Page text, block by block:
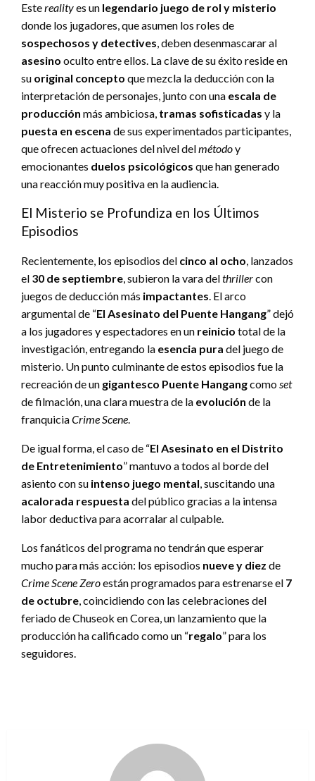
Esterealityes un legendario juego de rol y misterio
donde los jugadores, que asumen los roles de
sospechosos y detectives, deben desenmascarar al
asesino oculto entre ellos. La clave de su éxito reside en
su original concepto que mezcla la deducción con la
interpretación de personajes, junto con una escala de
producción más ambiciosa, tramas sofisticadas y la
puesta en escena de sus experimentados participantes,
que ofrecen actuaciones del nivel delmétodoy
emocionantes duelos psicológicos que han generado
una reacción muy positiva en la audiencia.
El Misterio se Profundiza en los Últimos
Episodios
Recientemente, los episodios del cinco al ocho, lanzados
el 30 de septiembre, subieron la vara delthrillercon
juegos de deducción más impactantes. El arco
argumental de “El Asesinato del Puente Hangang” dejó
a los jugadores y espectadores en un reinicio total de la
investigación, entregando la esencia pura del juego de
misterio. Un punto culminante de estos episodios fue la
recreación de un gigantesco Puente Hangangcomoset
de filmación, una clara muestra de la evolución de la
franquiciaCrime Scene.
De igual forma, el caso de “El Asesinato en el Distrito
de Entretenimiento” mantuvo a todos al borde del
asiento con su intenso juego mental, suscitando una
acalorada respuesta del público gracias a la intensa
labor deductiva para acorralar al culpable.
Los fanáticos del programa no tendrán que esperar
mucho para más acción: los episodios nueve y diez de
Crime Scene Zeroestán programados para estrenarse el 7
de octubre, coincidiendo con las celebraciones del
feriado de Chuseok en Corea, un lanzamiento que la
producción ha calificado como un “regalo” para los
seguidores.